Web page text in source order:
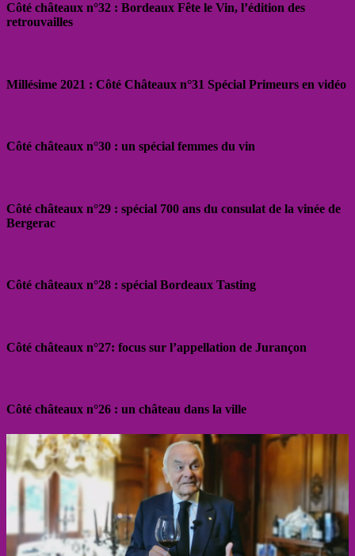
Côté châteaux n°32 : Bordeaux Fête le Vin, l’édition des
retrouvailles
Millésime 2021 : Côté Châteaux n°31 Spécial Primeurs en vidéo
Côté châteaux n°30 : un spécial femmes du vin
Côté châteaux n°29 : spécial 700 ans du consulat de la vinée de
Bergerac
Côté châteaux n°28 : spécial Bordeaux Tasting
Côté châteaux n°27: focus sur l’appellation de Jurançon
Côté châteaux n°26 : un château dans la ville